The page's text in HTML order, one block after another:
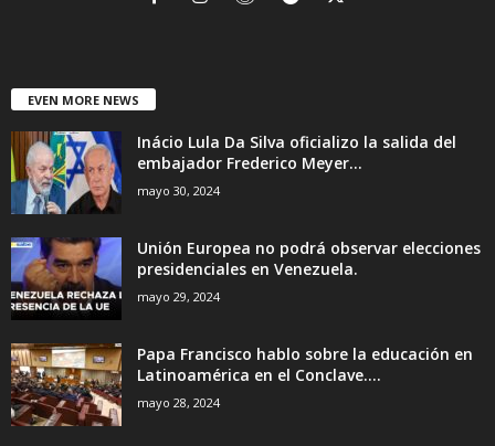
EVEN MORE NEWS
Inácio Lula Da Silva oficializo la salida del
embajador Frederico Meyer...
mayo 30, 2024
Unión Europea no podrá observar elecciones
presidenciales en Venezuela.
mayo 29, 2024
Papa Francisco hablo sobre la educación en
Latinoamérica en el Conclave....
mayo 28, 2024